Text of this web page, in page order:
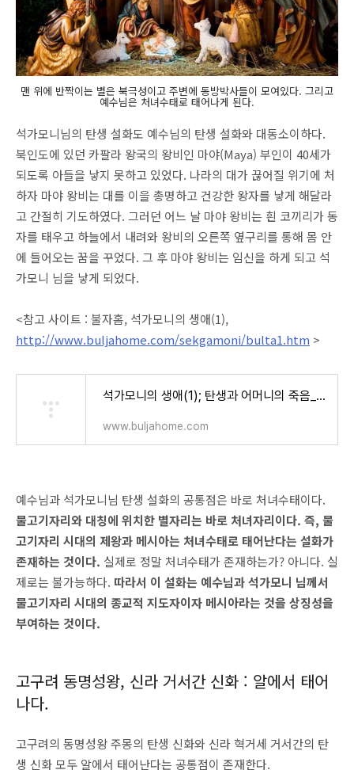
맨 위에 반짝이는 별은 북극성이고 주변에 동방박사들이 모여있다. 그리고
예수님은 처녀수태로 태어나게 된다.
석가모니님의 탄생 설화도 예수님의 탄생 설화와 대동소이하다.
북인도에 있던 카팔라 왕국의 왕비인 마야(Maya) 부인이 40세가
되도록 아들을 낳지 못하고 있었다. 나라의 대가 끊어질 위기에 처
하자 마야 왕비는 대를 이을 총명하고 건강한 왕자를 낳게 해달라
고 간절히 기도하였다. 그러던 어느 날 마야 왕비는 흰 코끼리가 동
자를 태우고 하늘에서 내려와 왕비의 오른쪽 옆구리를 통해 몸 안
에 들어오는 꿈을 꾸었다. 그 후 마야 왕비는 임신을 하게 되고 석
가모니 님을 낳게 되었다.
<참고 사이트 : 불자홈, 석가모니의 생애(1),
http://www.buljahome.com/sekgamoni/bulta1.htm >
석가모니의 생애(1); 탄생과 어머니의 죽음_불자의 홈 www.buljahome.com
www.buljahome.com
예수님과 석가모니님 탄생 설화의 공통점은 바로 처녀수태이다.
물고기자리와 대칭에 위치한 별자리는 바로 처녀자리이다. 즉, 물
고기자리 시대의 제왕과 메시아는 처녀수태로 태어난다는 설화가
존재하는 것이다. 실제로 정말 처녀수태가 존재하는가? 아니다. 실
제로는 불가능하다. 따라서 이 설화는 예수님과 석가모니 님께서
물고기자리 시대의 종교적 지도자이자 메시아라는 것을 상징성을
부여하는 것이다.
고구려 동명성왕, 신라 거서간 신화 : 알에서 태어
나다.
고구려의 동명성왕 주몽의 탄생 신화와 신라 혁거세 거서간의 탄
생 신화 모두 알에서 태어난다는 공통점이 존재한다.